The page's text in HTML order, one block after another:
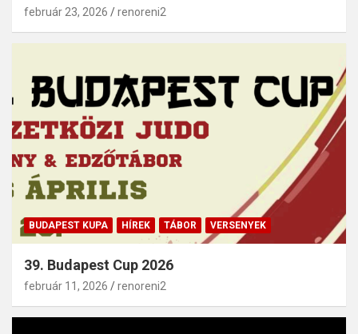
február 23, 2026 renoreni2
BUDAPEST KUPA HÍREK TÁBOR VERSENYEK
39. Budapest Cup 2026
február 11, 2026 renoreni2